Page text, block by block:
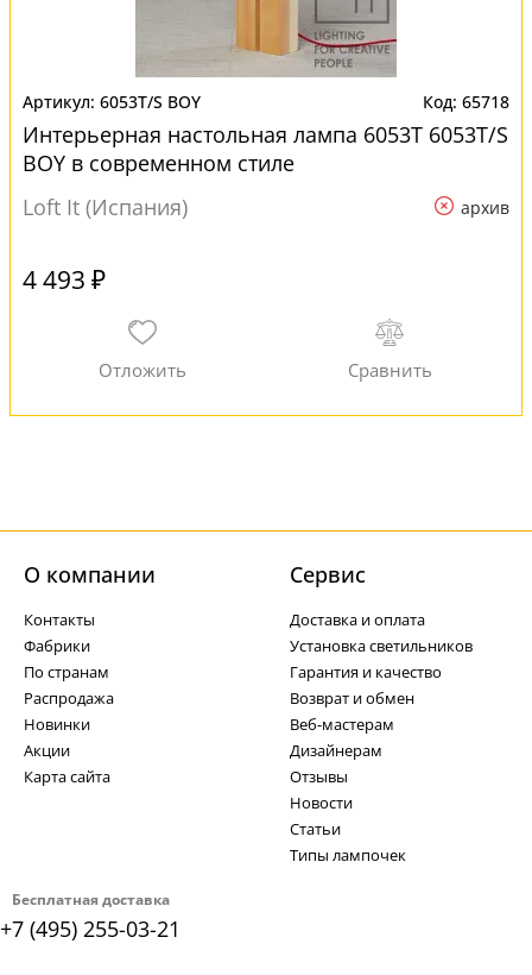
6053T/S BOY 65718
Интерьерная настольная лампа 6053T 6053T/S
BOY в современном стиле
Loft It (Испания)
архив
4 493 ₽
Бесплатная доставка
+7 (495) 255-03-21
О компании
Контакты
Фабрики
По странам
Распродажа
Новинки
Акции
Карта сайта
Cервис
Доставка и оплата
Установка светильников
Гарантия и качество
Возврат и обмен
Веб-мастерам
Дизайнерам
Отзывы
Новости
Статьи
Типы лампочек